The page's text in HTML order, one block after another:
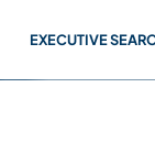
EXECUTIVE